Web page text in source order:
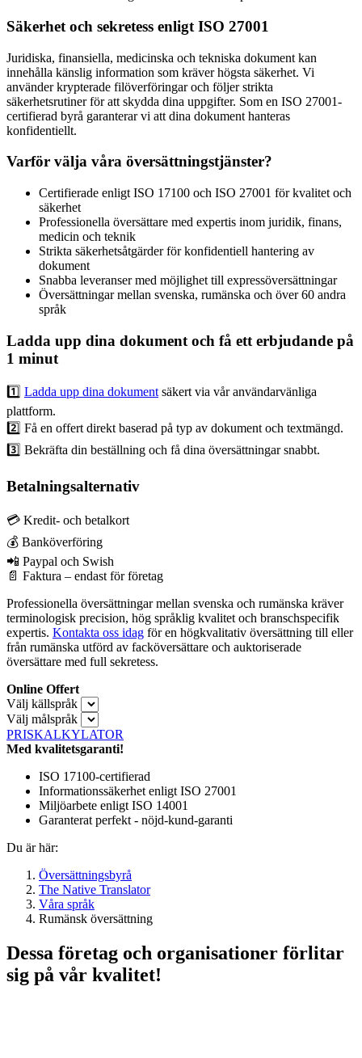
Säkerhet och sekretess enligt ISO 27001
Juridiska, finansiella, medicinska och tekniska dokument kan
innehålla känslig information som kräver högsta säkerhet. Vi
använder krypterade filöverföringar och följer strikta
säkerhetsrutiner för att skydda dina uppgifter. Som en ISO 27001-
certifierad byrå garanterar vi att dina dokument hanteras
konfidentiellt.
Varför välja våra översättningstjänster?
Certifierade enligt ISO 17100 och ISO 27001 för kvalitet och
säkerhet
Professionella översättare med expertis inom juridik, finans,
medicin och teknik
Strikta säkerhetsåtgärder för konfidentiell hantering av
dokument
Snabba leveranser med möjlighet till expressöversättningar
Översättningar mellan svenska, rumänska och över 60 andra
språk
Ladda upp dina dokument och få ett erbjudande på
1 minut
1️⃣ Ladda upp dina dokument säkert via vår användarvänliga
plattform.
2️⃣ Få en offert direkt baserad på typ av dokument och textmängd.
3️⃣ Bekräfta din beställning och få dina översättningar snabbt.
Betalningsalternativ
💳 Kredit- och betalkort
💰 Banköverföring
📲 Paypal och Swish
📄 Faktura – endast för företag
Professionella översättningar mellan svenska och rumänska kräver
terminologisk precision, hög språklig kvalitet och branschspecifik
expertis. Kontakta oss idag för en högkvalitativ översättning till eller
från rumänska utförd av facköversättare och auktoriserade
översättare med full sekretess.
Online Offert
Välj källspråk
Välj målspråk
PRISKALKYLATOR
Med kvalitetsgaranti!
ISO 17100-certifierad
Informationssäkerhet enligt ISO 27001
Miljöarbete enligt ISO 14001
Garanterat perfekt - nöjd-kund-garanti
Du är här:
Översättningsbyrå
The Native Translator
Våra språk
Rumänsk översättning
Dessa företag och organisationer förlitar
sig på vår kvalitet!